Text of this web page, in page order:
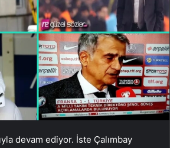
devam ediyor. İste Çalımbay